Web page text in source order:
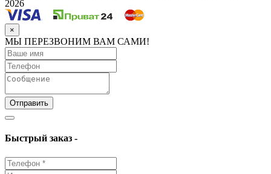
2026
×
МЫ ПЕРЕЗВОНИМ ВАМ САМИ!
Отправить
Быстрый заказ -